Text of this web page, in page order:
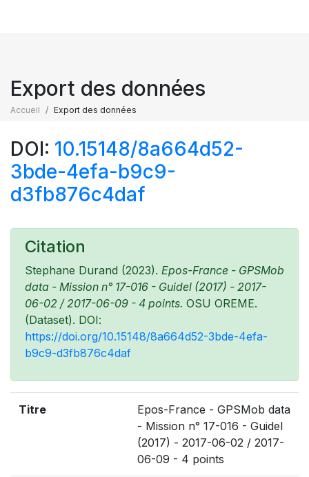
Export des données
Accueil Export des données
DOI: 10.15148/8a664d52-
3bde-4efa-b9c9-
d3fb876c4daf
Citation
Stephane Durand (2023). Epos-France - GPSMob
data - Mission n° 17-016 - Guidel (2017) - 2017-
06-02 / 2017-06-09 - 4 points. OSU OREME.
(Dataset). DOI:
https://doi.org/10.15148/8a664d52-3bde-4efa-
b9c9-d3fb876c4daf
Titre
Epos-France - GPSMob data
- Mission n° 17-016 - Guidel
(2017) - 2017-06-02 / 2017-
06-09 - 4 points